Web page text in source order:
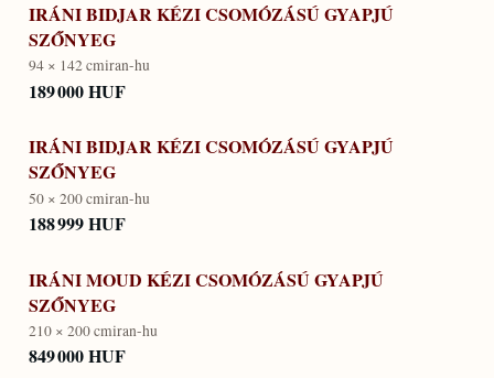
IRÁNI BIDJAR KÉZI CSOMÓZÁSÚ GYAPJÚ
SZŐNYEG
94 × 142 cmiran-hu
189 000 HUF
IRÁNI BIDJAR KÉZI CSOMÓZÁSÚ GYAPJÚ
SZŐNYEG
50 × 200 cmiran-hu
188 999 HUF
IRÁNI MOUD KÉZI CSOMÓZÁSÚ GYAPJÚ
SZŐNYEG
210 × 200 cmiran-hu
849 000 HUF